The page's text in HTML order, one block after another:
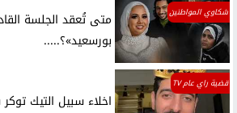
شكاوي المواطنين
متى تُعقد الجلسة
بورسعيد»؟.....
قضية راي عام TV
اخلاء سبيل التيك